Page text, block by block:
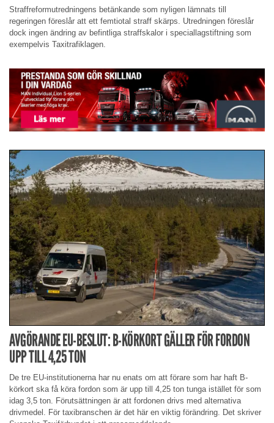
Straffreformutredningens betänkande som nyligen lämnats till
regeringen föreslår att ett femtiotal straff skärps. Utredningen föreslår
dock ingen ändring av befintliga straffskalor i speciallagstiftning som
exempelvis Taxitrafiklagen.
AVGÖRANDE EU-BESLUT: B-KÖRKORT GÄLLER FÖR FORDON
UPP TILL 4,25 TON
De tre EU-institutionerna har nu enats om att förare som har haft B-
körkort ska få köra fordon som är upp till 4,25 ton tunga istället för som
idag 3,5 ton. Förutsättningen är att fordonen drivs med alternativa
drivmedel. För taxibranschen är det här en viktig förändring. Det skriver